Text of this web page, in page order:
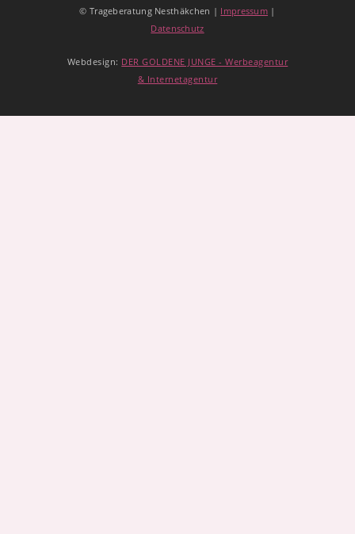
© Trageberatung Nesthäkchen | Impressum |
Datenschutz
Webdesign: DER GOLDENE JUNGE - Werbeagentur
& Internetagentur